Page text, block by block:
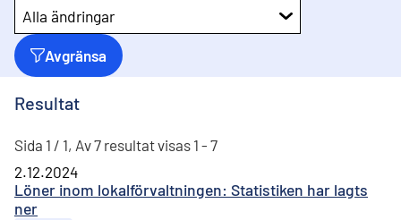
Alla ändringar
Avgränsa
Resultat
Sida 1 / 1, Av 7 resultat visas 1 - 7
Löner inom lokalförvaltningen: Statistiken har lagts
ner
2.12.2024